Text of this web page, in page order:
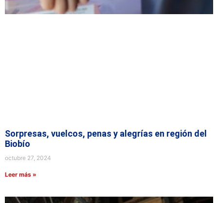
Sorpresas, vuelcos, penas y alegrías en región del
Biobío
octubre 27, 2024
Leer más »